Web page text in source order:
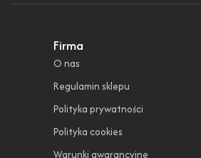
Firma
O nas
Regulamin sklepu
Polityka prywatności
Polityka cookies
Warunki gwarancyjne